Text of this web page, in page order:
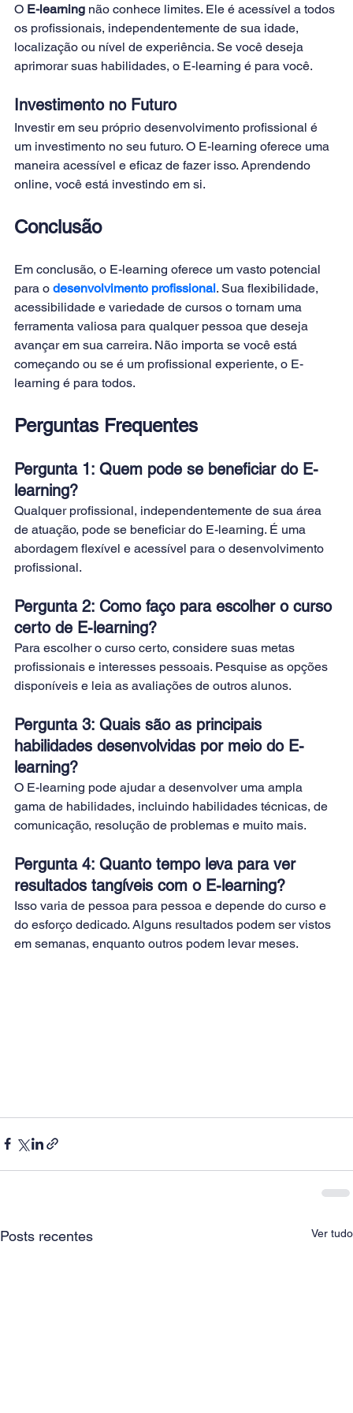
O E-learning não conhece limites. Ele é acessível a todos
os profissionais, independentemente de sua idade,
localização ou nível de experiência. Se você deseja
aprimorar suas habilidades, o E-learning é para você.
Investimento no Futuro
Investir em seu próprio desenvolvimento profissional é
um investimento no seu futuro. O E-learning oferece uma
maneira acessível e eficaz de fazer isso. Aprendendo
online, você está investindo em si.
Conclusão
Em conclusão, o E-learning oferece um vasto potencial
para o desenvolvimento profissional. Sua flexibilidade,
acessibilidade e variedade de cursos o tornam uma
ferramenta valiosa para qualquer pessoa que deseja
avançar em sua carreira. Não importa se você está
começando ou se é um profissional experiente, o E-
learning é para todos.
Perguntas Frequentes
Pergunta 1: Quem pode se beneficiar do E-
learning?
Qualquer profissional, independentemente de sua área
de atuação, pode se beneficiar do E-learning. É uma
abordagem flexível e acessível para o desenvolvimento
profissional.
Pergunta 2: Como faço para escolher o curso
certo de E-learning?
Para escolher o curso certo, considere suas metas
profissionais e interesses pessoais. Pesquise as opções
disponíveis e leia as avaliações de outros alunos.
Pergunta 3: Quais são as principais
habilidades desenvolvidas por meio do E-
learning?
O E-learning pode ajudar a desenvolver uma ampla
gama de habilidades, incluindo habilidades técnicas, de
comunicação, resolução de problemas e muito mais.
Pergunta 4: Quanto tempo leva para ver
resultados tangíveis com o E-learning?
Isso varia de pessoa para pessoa e depende do curso e
do esforço dedicado. Alguns resultados podem ser vistos
em semanas, enquanto outros podem levar meses.
Posts recentes Ver tudo